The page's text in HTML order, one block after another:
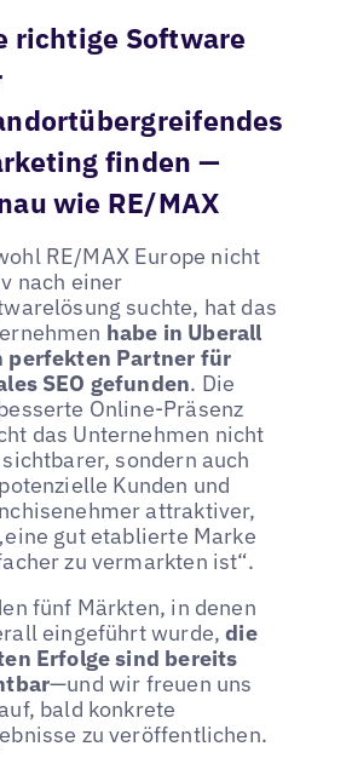
richtige Software
finden —
wie RE/MAX
RE/MAX Europe nicht
nach einer
suchte, hat das
habe in Uberall
perfekten Partner für
SEO gefunden. Die
Online-Präsenz
das Unternehmen nicht
sondern auch
Kunden und
attraktiver,
gut etablierte Marke
zu vermarkten ist“.
fünf Märkten, in denen
eingeführt wurde,die
Erfolge sind bereits
—und wir freuen uns
bald konkrete
zu veröffentlichen.